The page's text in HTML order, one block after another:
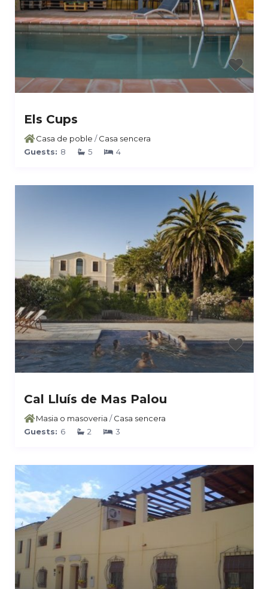
Els Cups
Casa de poble /Casa sencera
Guests: 8 5 4
Cal Lluís de Mas Palou
Masia o masoveria /Casa sencera
Guests: 6 2 3